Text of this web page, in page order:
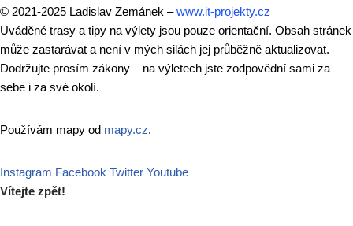
© 2021-2025 Ladislav Zemánek –www.it-projekty.cz
Uváděné trasy a tipy na výlety jsou pouze orientační. Obsah stránek
může zastarávat a není v mých silách jej průběžně aktualizovat.
Dodržujte prosím zákony – na výletech jste zodpovědní sami za
sebe i za své okolí.
Používám mapy od mapy.cz.
Instagram Facebook Twitter Youtube
Vítejte zpět!